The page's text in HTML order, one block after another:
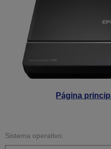
Página
Sistema operativo: